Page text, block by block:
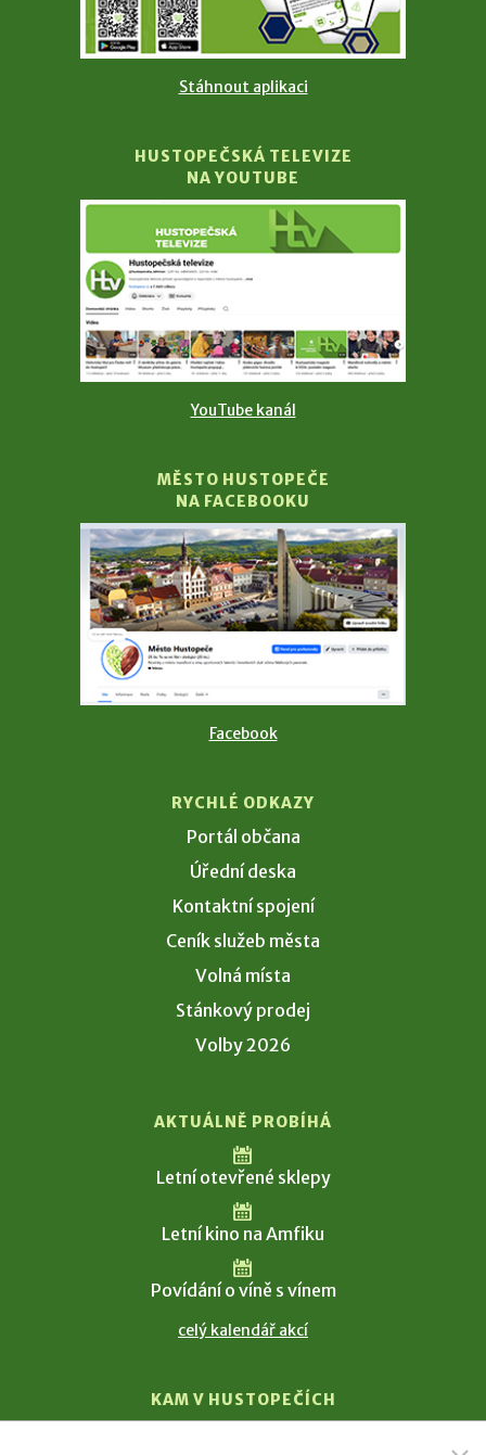
Stáhnout aplikaci
HUSTOPEČSKÁ TELEVIZE
NA YOUTUBE
YouTube kanál
MĚSTO HUSTOPEČE
NA FACEBOOKU
Facebook
RYCHLÉ ODKAZY
Portál občana
Úřední deska
Kontaktní spojení
Ceník služeb města
Volná místa
Stánkový prodej
Volby 2026
AKTUÁLNĚ PROBÍHÁ
Letní otevřené sklepy
Letní kino na Amfiku
Povídání o víně s vínem
celý kalendář akcí
KAM V HUSTOPEČÍCH